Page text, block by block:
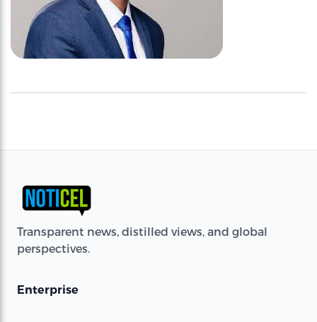
Transparent news, distilled views, and global
perspectives.
Enterprise